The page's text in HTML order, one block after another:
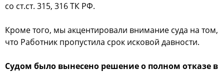
со ст.ст. 315, 316 ТК РФ.
Кроме того, мы акцентировали внимание суда на том,
что Работник пропустила срок исковой давности.
Судом было вынесено решение о полном отказе в